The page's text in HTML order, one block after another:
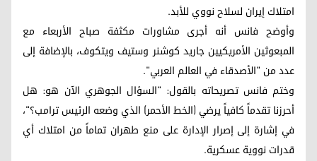
امتلاك إيران لسلاح نووي للأبد.
وأوضح فانس أنه أجرى مشاورات مكثفة صباح الأربعاء مع
المبعوثين الأمريكيين جاريد كوشنر وستيف ويتكوف، بالإضافة إلى
عدد من "الأصدقاء في العالم العربي".
وختم فانس تصريحاته بالقول: "السؤال الجوهري الآن هو: هل
أحرزنا تقدماً كافياً يرضي (الخط الأحمر) الذي وضعه الرئيس ترامب؟"،
في إشارة إلى إصرار الإدارة على منع طهران تماماً من امتلاك أي
قدرات نووية عسكرية.